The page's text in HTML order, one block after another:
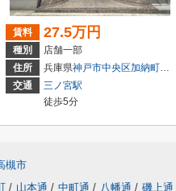
賃料 27.5万円
種別
店舗一部
住所
兵庫県神戸市中央区加納町 ４
交通
三ノ宮駅
徒歩5分
槻市
/ 山本通 / 中町通 / 八幡通 / 磯上通